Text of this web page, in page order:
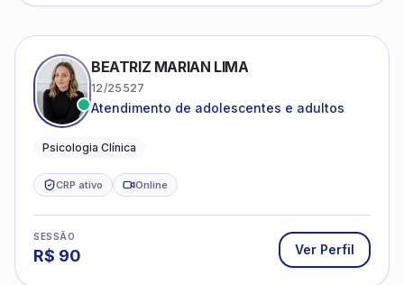
BEATRIZ MARIAN LIMA
12/25527
Atendimento de adolescentes e adultos
Psicologia Clínica
CRP ativo Online
SESSÃO
R$ 90 Ver Perfil